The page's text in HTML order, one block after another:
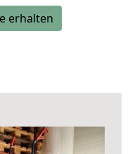
erhalten